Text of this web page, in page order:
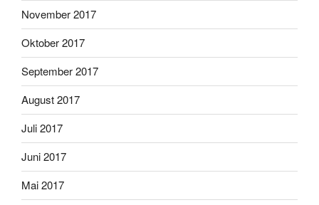
November 2017
Oktober 2017
September 2017
August 2017
Juli 2017
Juni 2017
Mai 2017